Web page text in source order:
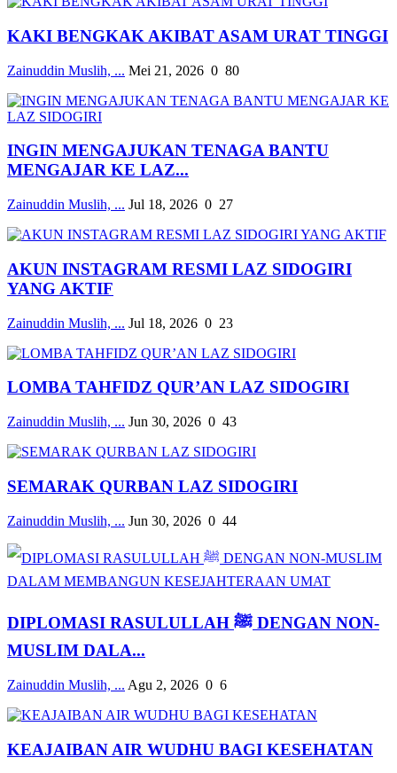
KAKI BENGKAK AKIBAT ASAM URAT TINGGI
Zainuddin Muslih, ... Mei 21, 2026 0 80
INGIN MENGAJUKAN TENAGA BANTU
MENGAJAR KE LAZ...
Zainuddin Muslih, ... Jul 18, 2026 0 27
AKUN INSTAGRAM RESMI LAZ SIDOGIRI
YANG AKTIF
Zainuddin Muslih, ... Jul 18, 2026 0 23
LOMBA TAHFIDZ QUR’AN LAZ SIDOGIRI
Zainuddin Muslih, ... Jun 30, 2026 0 43
SEMARAK QURBAN LAZ SIDOGIRI
Zainuddin Muslih, ... Jun 30, 2026 0 44
DIPLOMASI RASULULLAH ﷺ DENGAN NON-
MUSLIM DALA...
Zainuddin Muslih, ... Agu 2, 2026 0 6
KEAJAIBAN AIR WUDHU BAGI KESEHATAN